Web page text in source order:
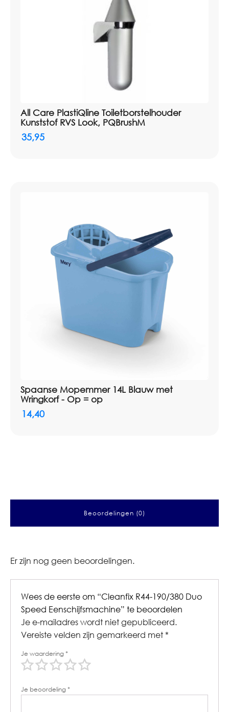
All Care PlastiQline Toiletborstelhouder
Kunststof RVS Look, PQBrushM
35,95
Spaanse Mopemmer 14L Blauw met
Wringkorf - Op = op
14,40
Beoordelingen (0)
Er zijn nog geen beoordelingen.
Wees de eerste om “Cleanfix R44-190/380 Duo
Speed Eenschijfsmachine” te beoordelen
Je e-mailadres wordt niet gepubliceerd.
Vereiste velden zijn gemarkeerd met *
Je waardering*
Je beoordeling*